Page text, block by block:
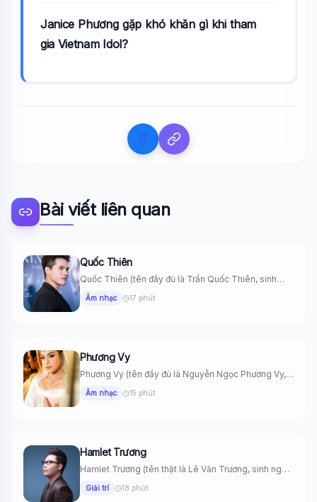
Janice Phương gặp khó khăn gì khi tham
gia Vietnam Idol?
Bài viết liên quan
Quốc Thiên
Quốc Thiên (tên đầy đủ là Trần Quốc Thiên, sinh
ngày 9...
Âm nhạc 17 phút
Phương Vy
Phương Vy (tên đầy đủ là Nguyễn Ngọc Phương Vy,
sinh ngày...
Âm nhạc 15 phút
Hamlet Trương
Hamlet Trương (tên thật là Lê Văn Trương, sinh ngày
Giải trí 18 phút